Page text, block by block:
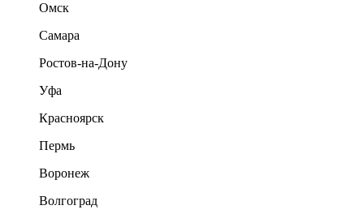
Омск
Самара
Ростов-на-Дону
Уфа
Красноярск
Пермь
Воронеж
Волгоград